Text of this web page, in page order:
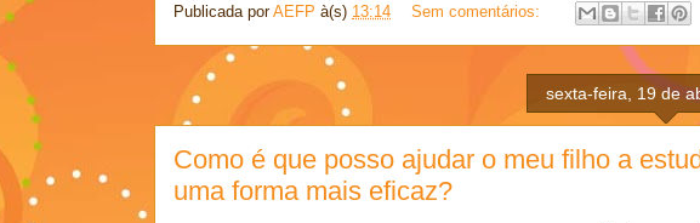
Publicada porAEFP à(s) 13:14 Sem comentários:
sexta-feira, 19 de
Como é que posso ajudar o meu filho a
uma forma mais eficaz?